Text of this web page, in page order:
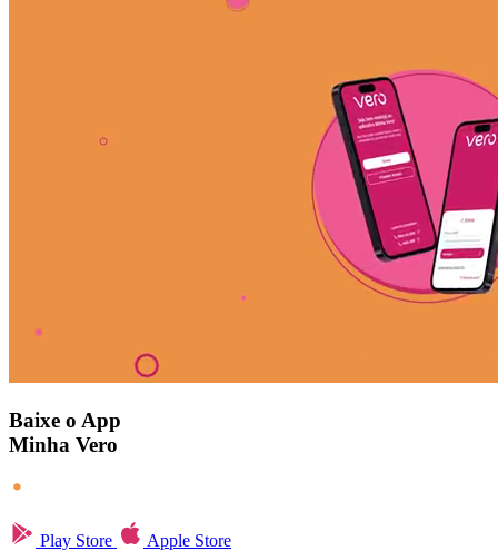
Baixe o App
Minha Vero
Play Store Apple Store